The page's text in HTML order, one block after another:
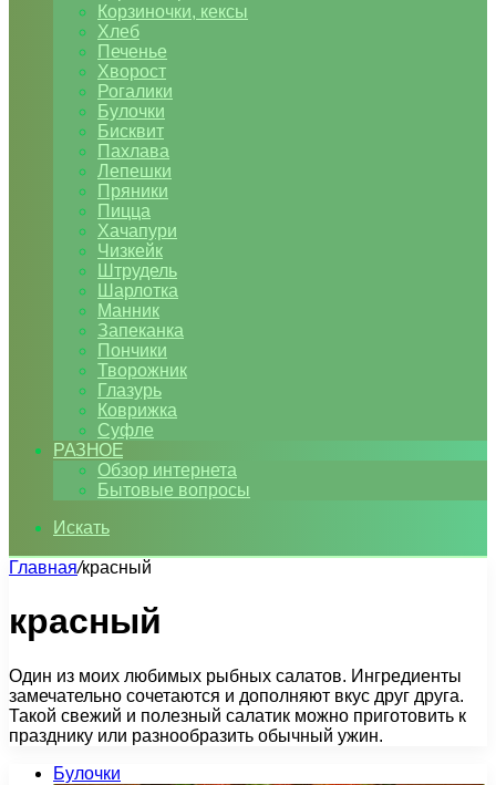
Корзиночки, кексы
Хлеб
Печенье
Хворост
Рогалики
Булочки
Бисквит
Пахлава
Лепешки
Пряники
Пицца
Хачапури
Чизкейк
Штрудель
Шарлотка
Манник
Запеканка
Пончики
Творожник
Глазурь
Коврижка
Суфле
РАЗНОЕ
Обзор интернета
Бытовые вопросы
Искать
Главная/красный
красный
Один из моих любимых рыбных салатов. Ингредиенты
замечательно сочетаются и дополняют вкус друг друга.
Такой свежий и полезный салатик можно приготовить к
празднику или разнообразить обычный ужин.
Булочки